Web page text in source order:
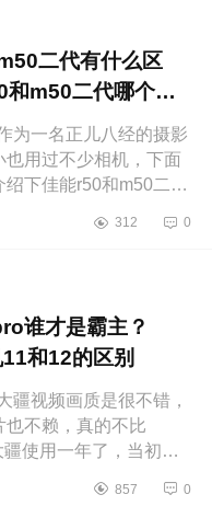
二代有什么区
和m50二代哪个值
一名正儿八经的摄影
也用过不少相机，下面
绍下佳能r50和m50二代
r50和m50二代有什么
312 0
谁才是霸主？
和12的区别
视频画质是很不错，
也不赖，真的不比
使用一年了，当初买
面小编为大家介绍下大
857 0